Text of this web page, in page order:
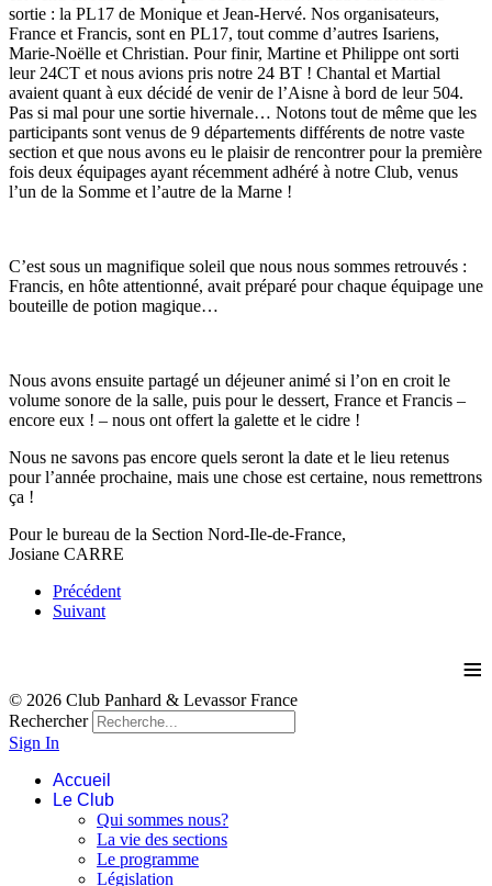
sortie : la PL17 de Monique et Jean-Hervé. Nos organisateurs,
France et Francis, sont en PL17, tout comme d’autres Isariens,
Marie-Noëlle et Christian. Pour finir, Martine et Philippe ont sorti
leur 24CT et nous avions pris notre 24 BT ! Chantal et Martial
avaient quant à eux décidé de venir de l’Aisne à bord de leur 504.
Pas si mal pour une sortie hivernale… Notons tout de même que les
participants sont venus de 9 départements différents de notre vaste
section et que nous avons eu le plaisir de rencontrer pour la première
fois deux équipages ayant récemment adhéré à notre Club, venus
l’un de la Somme et l’autre de la Marne !
C’est sous un magnifique soleil que nous nous sommes retrouvés :
Francis, en hôte attentionné, avait préparé pour chaque équipage une
bouteille de potion magique…
Nous avons ensuite partagé un déjeuner animé si l’on en croit le
volume sonore de la salle, puis pour le dessert, France et Francis –
encore eux ! – nous ont offert la galette et le cidre !
Nous ne savons pas encore quels seront la date et le lieu retenus
pour l’année prochaine, mais une chose est certaine, nous remettrons
ça !
Pour le bureau de la Section Nord-Ile-de-France,
Josiane CARRE
Précédent
Suivant
≡
© 2026 Club Panhard & Levassor France
Rechercher
Sign In
Accueil
Le Club
Qui sommes nous?
La vie des sections
Le programme
Législation